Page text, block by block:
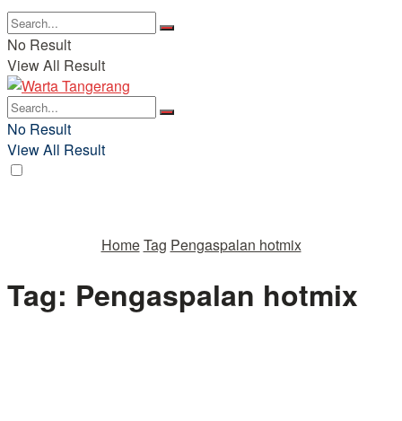
No Result
View All Result
No Result
View All Result
HomeTag Pengaspalan hotmix
Tag: Pengaspalan hotmix